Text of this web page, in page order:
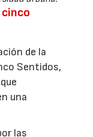
de la
Sentidos,
una
las